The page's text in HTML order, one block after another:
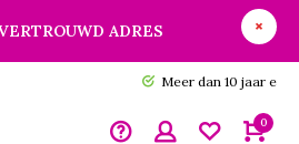
ADRES
€ 25,00!
0